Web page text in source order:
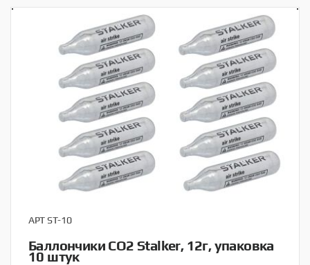
АРТ ST-10
Баллончики CO2 Stalker, 12г, упаковка
10 штук